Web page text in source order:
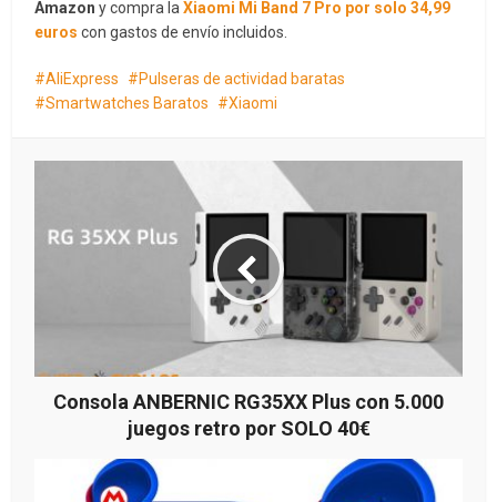
Amazon y compra la Xiaomi Mi Band 7 Pro por solo 34,99
euros con gastos de envío incluidos.
AliExpress
Pulseras de actividad baratas
Smartwatches Baratos
Xiaomi
Consola ANBERNIC RG35XX Plus con 5.000
juegos retro por SOLO 40€